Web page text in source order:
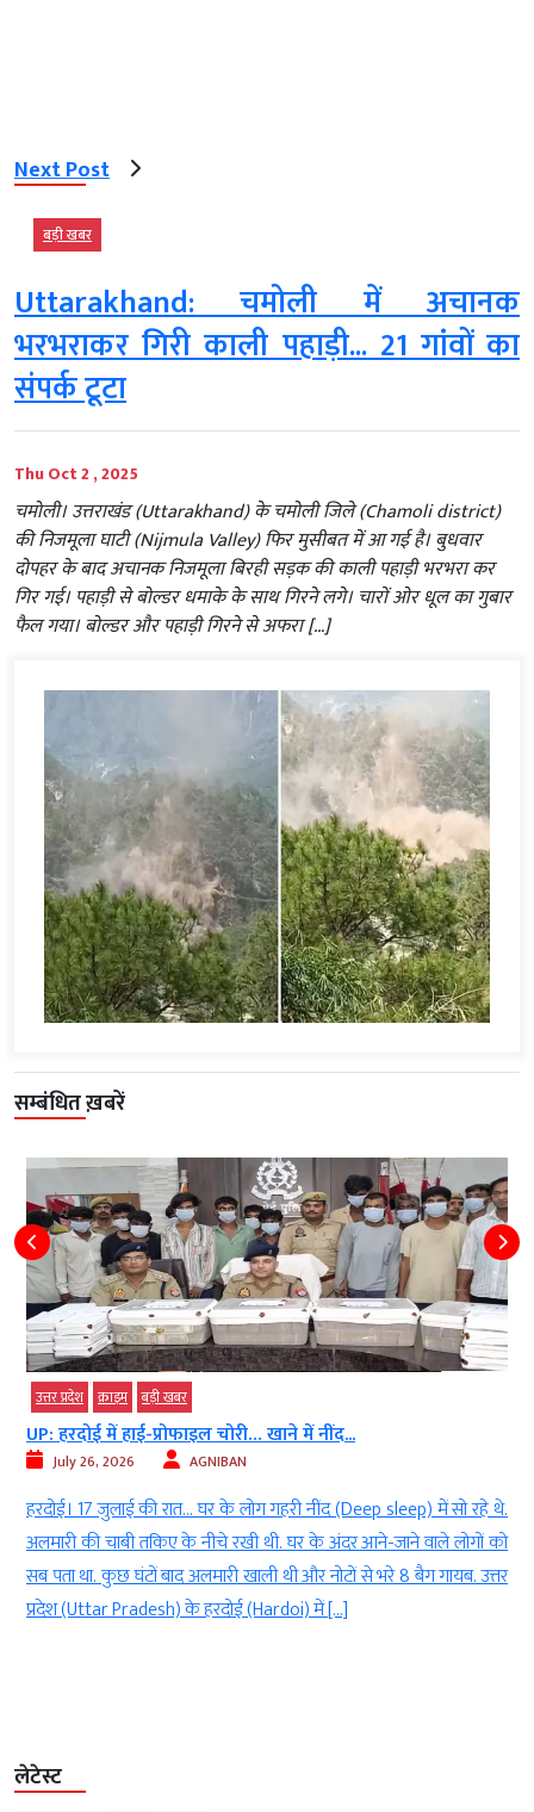
Next Post
बड़ी खबर
Uttarakhand: चमोली में अचानक
भरभराकर गिरी काली पहाड़ी... 21 गांवों का
संपर्क टूटा
Thu Oct 2 , 2025
चमोली। उत्तराखंड (Uttarakhand) के चमोली जिले (Chamoli district)
की निजमूला घाटी (Nijmula Valley) फिर मुसीबत में आ गई है। बुधवार
दोपहर के बाद अचानक निजमूला बिरही सड़क की काली पहाड़ी भरभरा कर
गिर गई। पहाड़ी से बोल्डर धमाके के साथ गिरने लगे। चारों ओर धूल का गुबार
फैल गया। बोल्डर और पहाड़ी गिरने से अफरा […]
सम्बंधित ख़बरें
उत्तर प्रदेश क्राइम बड़ी खबर
UP: हरदोई में हाई-प्रोफाइल चोरी… खाने में नींद...
July 26, 2026 AGNIBAN
हरदोई। 17 जुलाई की रात… घर के लोग गहरी नींद (Deep sleep) में सो रहे थे.
अलमारी की चाबी तकिए के नीचे रखी थी. घर के अंदर आने-जाने वाले लोगों को
सब पता था. कुछ घंटों बाद अलमारी खाली थी और नोटों से भरे 8 बैग गायब. उत्तर
प्रदेश (Uttar Pradesh) के हरदोई (Hardoi) में […]
लेटेस्ट